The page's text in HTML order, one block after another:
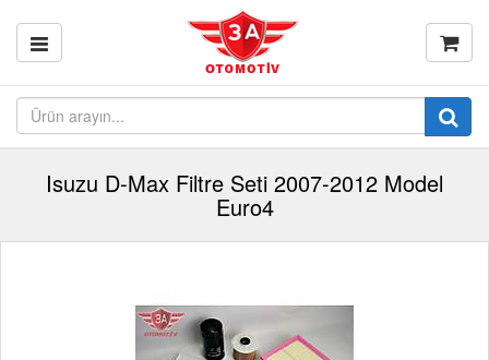
Isuzu D-Max Filtre Seti 2007-2012 Model
Euro4